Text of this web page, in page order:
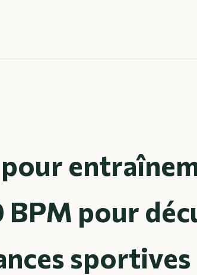
BPM pour
sportives